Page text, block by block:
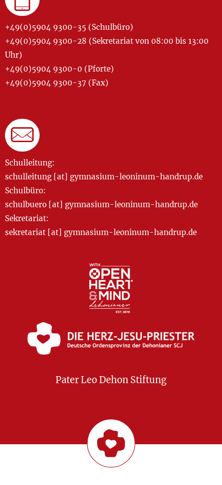
+49(0)5904 9300-35 (Schulbüro)
+49(0)5904 9300-28 (Sekretariat von 08:00 bis 13:00
Uhr)
+49(0)5904 9300-0 (Pforte)
+49(0)5904 9300-37 (Fax)
Schulleitung:
schulleitung [at] gymnasium-leoninum-handrup.de
Schulbüro:
schulbuero [at] gymnasium-leoninum-handrup.de
Sekretariat:
sekretariat [at] gymnasium-leoninum-handrup.de
Pater Leo Dehon Stiftung